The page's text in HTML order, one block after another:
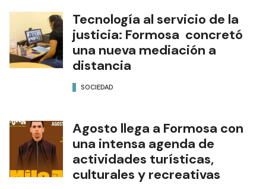
Tecnología al servicio de la
justicia: Formosa concretó
una nueva mediación a
distancia
SOCIEDAD
Agosto llega a Formosa con
una intensa agenda de
actividades turísticas,
culturales y recreativas